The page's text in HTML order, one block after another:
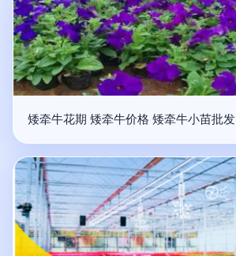
矮牵牛花期 矮牵牛价格 矮牵牛小苗批发